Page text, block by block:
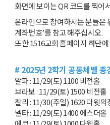
화면에 보이는 QR 코드를 찍어
온라인으로 참여하시는 분들은
계좌번호’를 참고 해주십시오.
또한 1516교회 홈페이지 하단
# 2025년 2학기 공동체별 종
알파 : 11/29(토) 1100 비전홀
브라보 : 11/29(토) 1500 비전홀
찰리 : 11/30(주일) 1620 다윗의
델타 : 11/29(토) 1400 에스더홀